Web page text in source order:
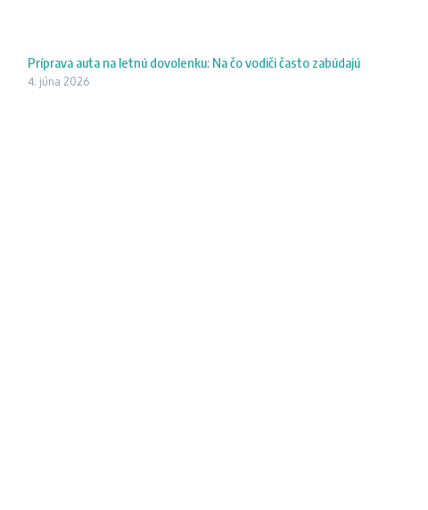
Príprava auta na letnú dovolenku: Na čo vodiči často zabúdajú
4. júna 2026